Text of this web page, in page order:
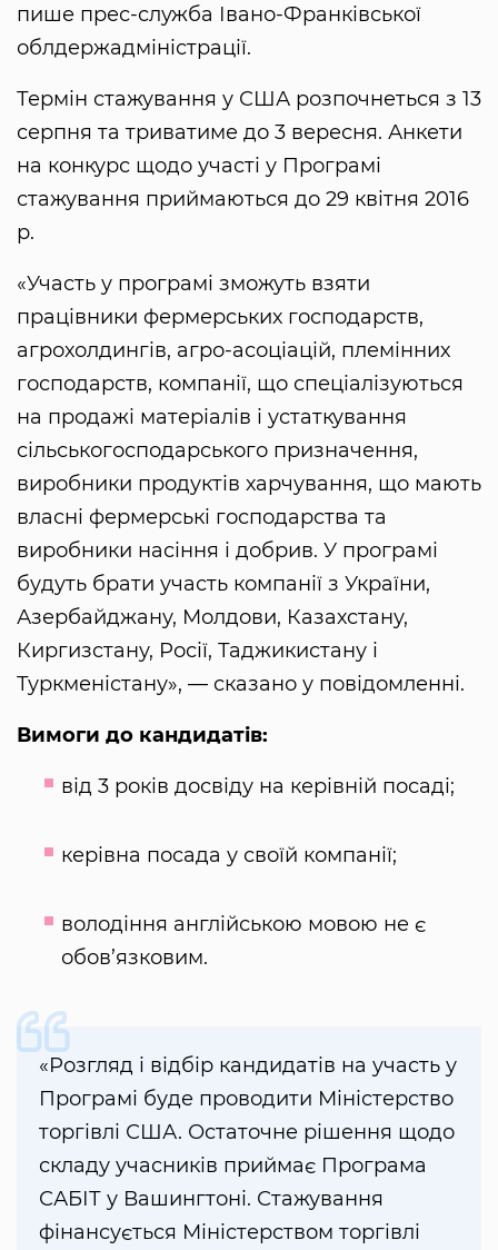
пише прес-служба Івано-Франківської
облдержадміністрації.
Термін стажування у США розпочнеться з 13
серпня та триватиме до 3 вересня. Анкети
на конкурс щодо участі у Програмі
стажування приймаються до 29 квітня 2016
р.
«Участь у програмі зможуть взяти
працівники фермерських господарств,
агрохолдингів, агро-асоціацій, племінних
господарств, компанії, що спеціалізуються
на продажі матеріалів і устаткування
сільськогосподарського призначення,
виробники продуктів харчування, що мають
власні фермерські господарства та
виробники насіння і добрив. У програмі
будуть брати участь компанії з України,
Азербайджану, Молдови, Казахстану,
Киргизстану, Росії, Таджикистану і
Туркменістану», — сказано у повідомленні.
Вимоги до кандидатів:
від 3 років досвіду на керівній посаді;
керівна посада у своїй компанії;
володіння англійською мовою не є
обов’язковим.
«Розгляд і відбір кандидатів на участь у
Програмі буде проводити Міністерство
торгівлі США. Остаточне рішення щодо
складу учасників приймає Програма
САБІТ у Вашингтоні. Стажування
фінансується Міністерством торгівлі